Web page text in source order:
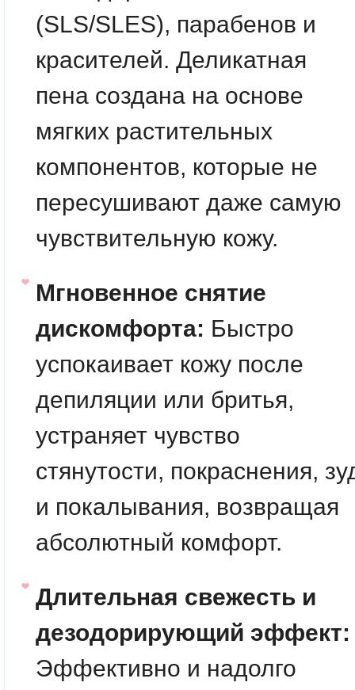
(SLS/SLES), парабенов и
красителей. Деликатная
пена создана на основе
мягких растительных
компонентов, которые не
пересушивают даже самую
чувствительную кожу.
Мгновенное снятие
дискомфорта: Быстро
успокаивает кожу после
депиляции или бритья,
устраняет чувство
стянутости, покраснения,
и покалывания, возвращая
абсолютный комфорт.
Длительная свежесть и
дезодорирующий эффект:
Эффективно и надолго